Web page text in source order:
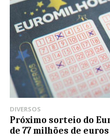
DIVERSOS
Próximo sorteio do
de 77 milhões de euros